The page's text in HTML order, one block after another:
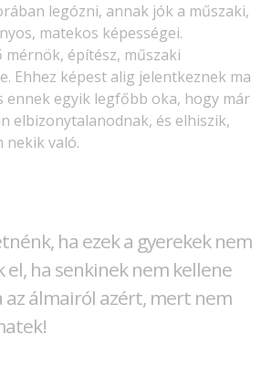
legózni, annak jók a műszaki,
matekos képességei.
építész, műszaki
Ehhez képest alig jelentkeznek ma
ennek egyik legfőbb oka, hogy már
elbizonytalanodnak, és elhiszik,
nekik való.
ha ezek a gyerekek nem
el, ha senkinek nem kellene
az álmairól azért, mert nem